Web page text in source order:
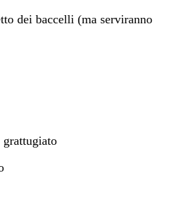
dei baccelli (ma serviranno
grattugiato